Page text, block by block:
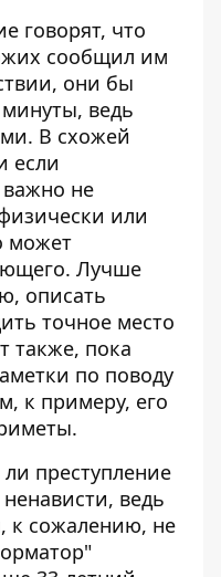
говорят, что
сообщил им
они бы
ведь
В схожей
если
важно не
или
может
Лучше
описать
точное место
также, пока
по поводу
к примеру, его
преступление
, ведь
к сожалению, не